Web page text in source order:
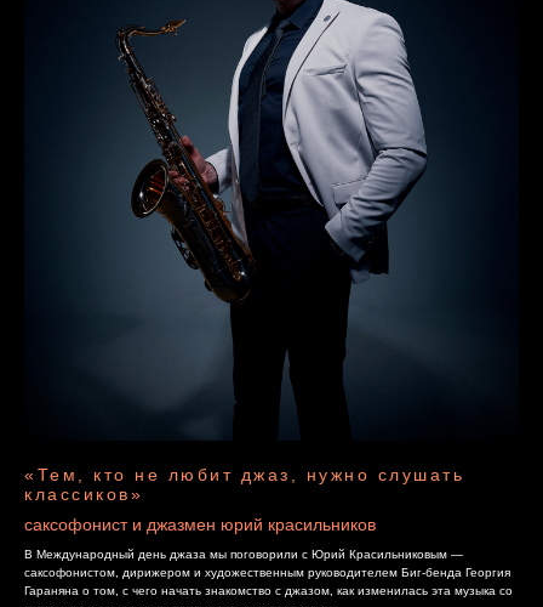
«Тем, кто не любит джаз, нужно слушать
классиков»
саксофонист и джазмен юрий красильников
В Международный день джаза мы поговорили с Юрий Красильниковым —
саксофонистом, дирижером и художественным руководителем Биг-бенда Георгия
Гараняна о том, с чего начать знакомство с джазом, как изменилась эта музыка со